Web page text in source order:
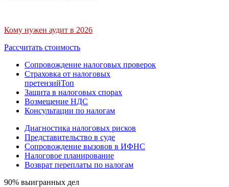
Кому нужен аудит в 2026
Рассчитать стоимость
Сопровождение налоговых проверок
Страховка от налоговых
претензийТоп
Защита в налоговых спорах
Возмещение НДС
Консультации по налогам
Диагностика налоговых рисков
Представительство в суде
Сопровождение вызовов в ИФНС
Налоговое планирование
Возврат переплаты по налогам
90% выигранных дел